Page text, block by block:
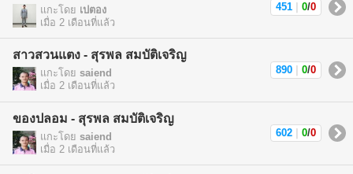
แกะโดย เปตอง
เมื่อ 2 เดือนที่แล้ว
451 0/0
สาวสวนแตง - สุรพล สมบัติเจริญ
แกะโดย saiend
เมื่อ 2 เดือนที่แล้ว
890 0/0
ของปลอม - สุรพล สมบัติเจริญ
แกะโดย saiend
เมื่อ 2 เดือนที่แล้ว
602 0/0